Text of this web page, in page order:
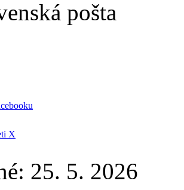
pošta
X
25. 5. 2026